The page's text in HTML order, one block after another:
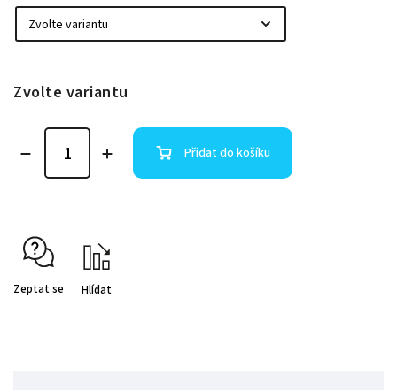
Zvolte variantu
Přidat do košíku
Zeptat se Hlídat